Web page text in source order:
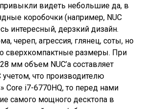
видеть небольшие да, в
коробочки (например, NUC
интересный, дерзкий дизайн.
череп, агрессия, глянец, соты, но
сверхкомпактные размеры. При
мм объем NUC’а составляет
учетом, что производителю
Core i7-6770HQ, то перед нами
самого мощного десктопа в